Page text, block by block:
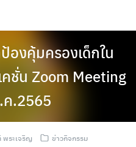
องคุ้มครองเด็กใน
ชั่น Zoom Meeting
.2565
พระเจริญ ข่าวกิจกรรม